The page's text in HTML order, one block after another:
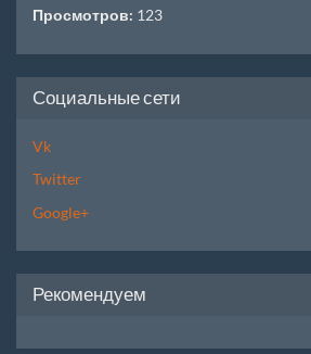
Просмотров: 123
Социальные сети
Vk
Twitter
Google+
Рекомендуем